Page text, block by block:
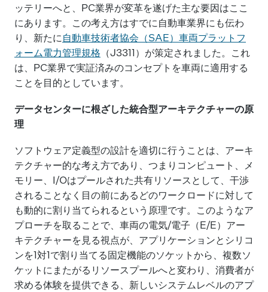
ッテリーへと、PC業界が変革を遂げた主な要因はここ
にあります。この考え方はすでに自動車業界にも伝わ
り、新たに自動車技術者協会（SAE）車両プラットフ
ォーム電力管理規格 （J3311）が策定されました。これ
は、PC業界で実証済みのコンセプトを車両に適用する
ことを目的としています。
データセンターに根ざした統合型アーキテクチャーの原
理
ソフトウェア定義型の設計を適切に行うことは、アーキ
テクチャー的な考え方であり、つまりコンピュート、メ
モリー、I/Oはプールされた共有リソースとして、干渉
されることなく目の前にあるどのワークロードに対して
も動的に割り当てられるという原理です。このようなア
プローチを取ることで、車両の電気/電子（E/E）アー
キテクチャーを見る視点が、アプリケーションとシリコ
ンを1対1で割り当てる固定機能のソケットから、複数ソ
ケットにまたがるリソースプールへと変わり、消費者が
求める体験を提供できる、新しいシステムレベルのアプ